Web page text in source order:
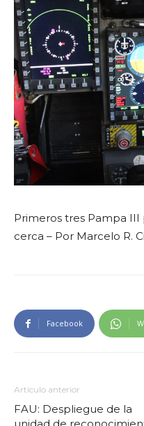
Primeros tres Pampa III
cerca – Por Marcelo R.
Facebook
Artículo anterior
FAU: Despliegue de la